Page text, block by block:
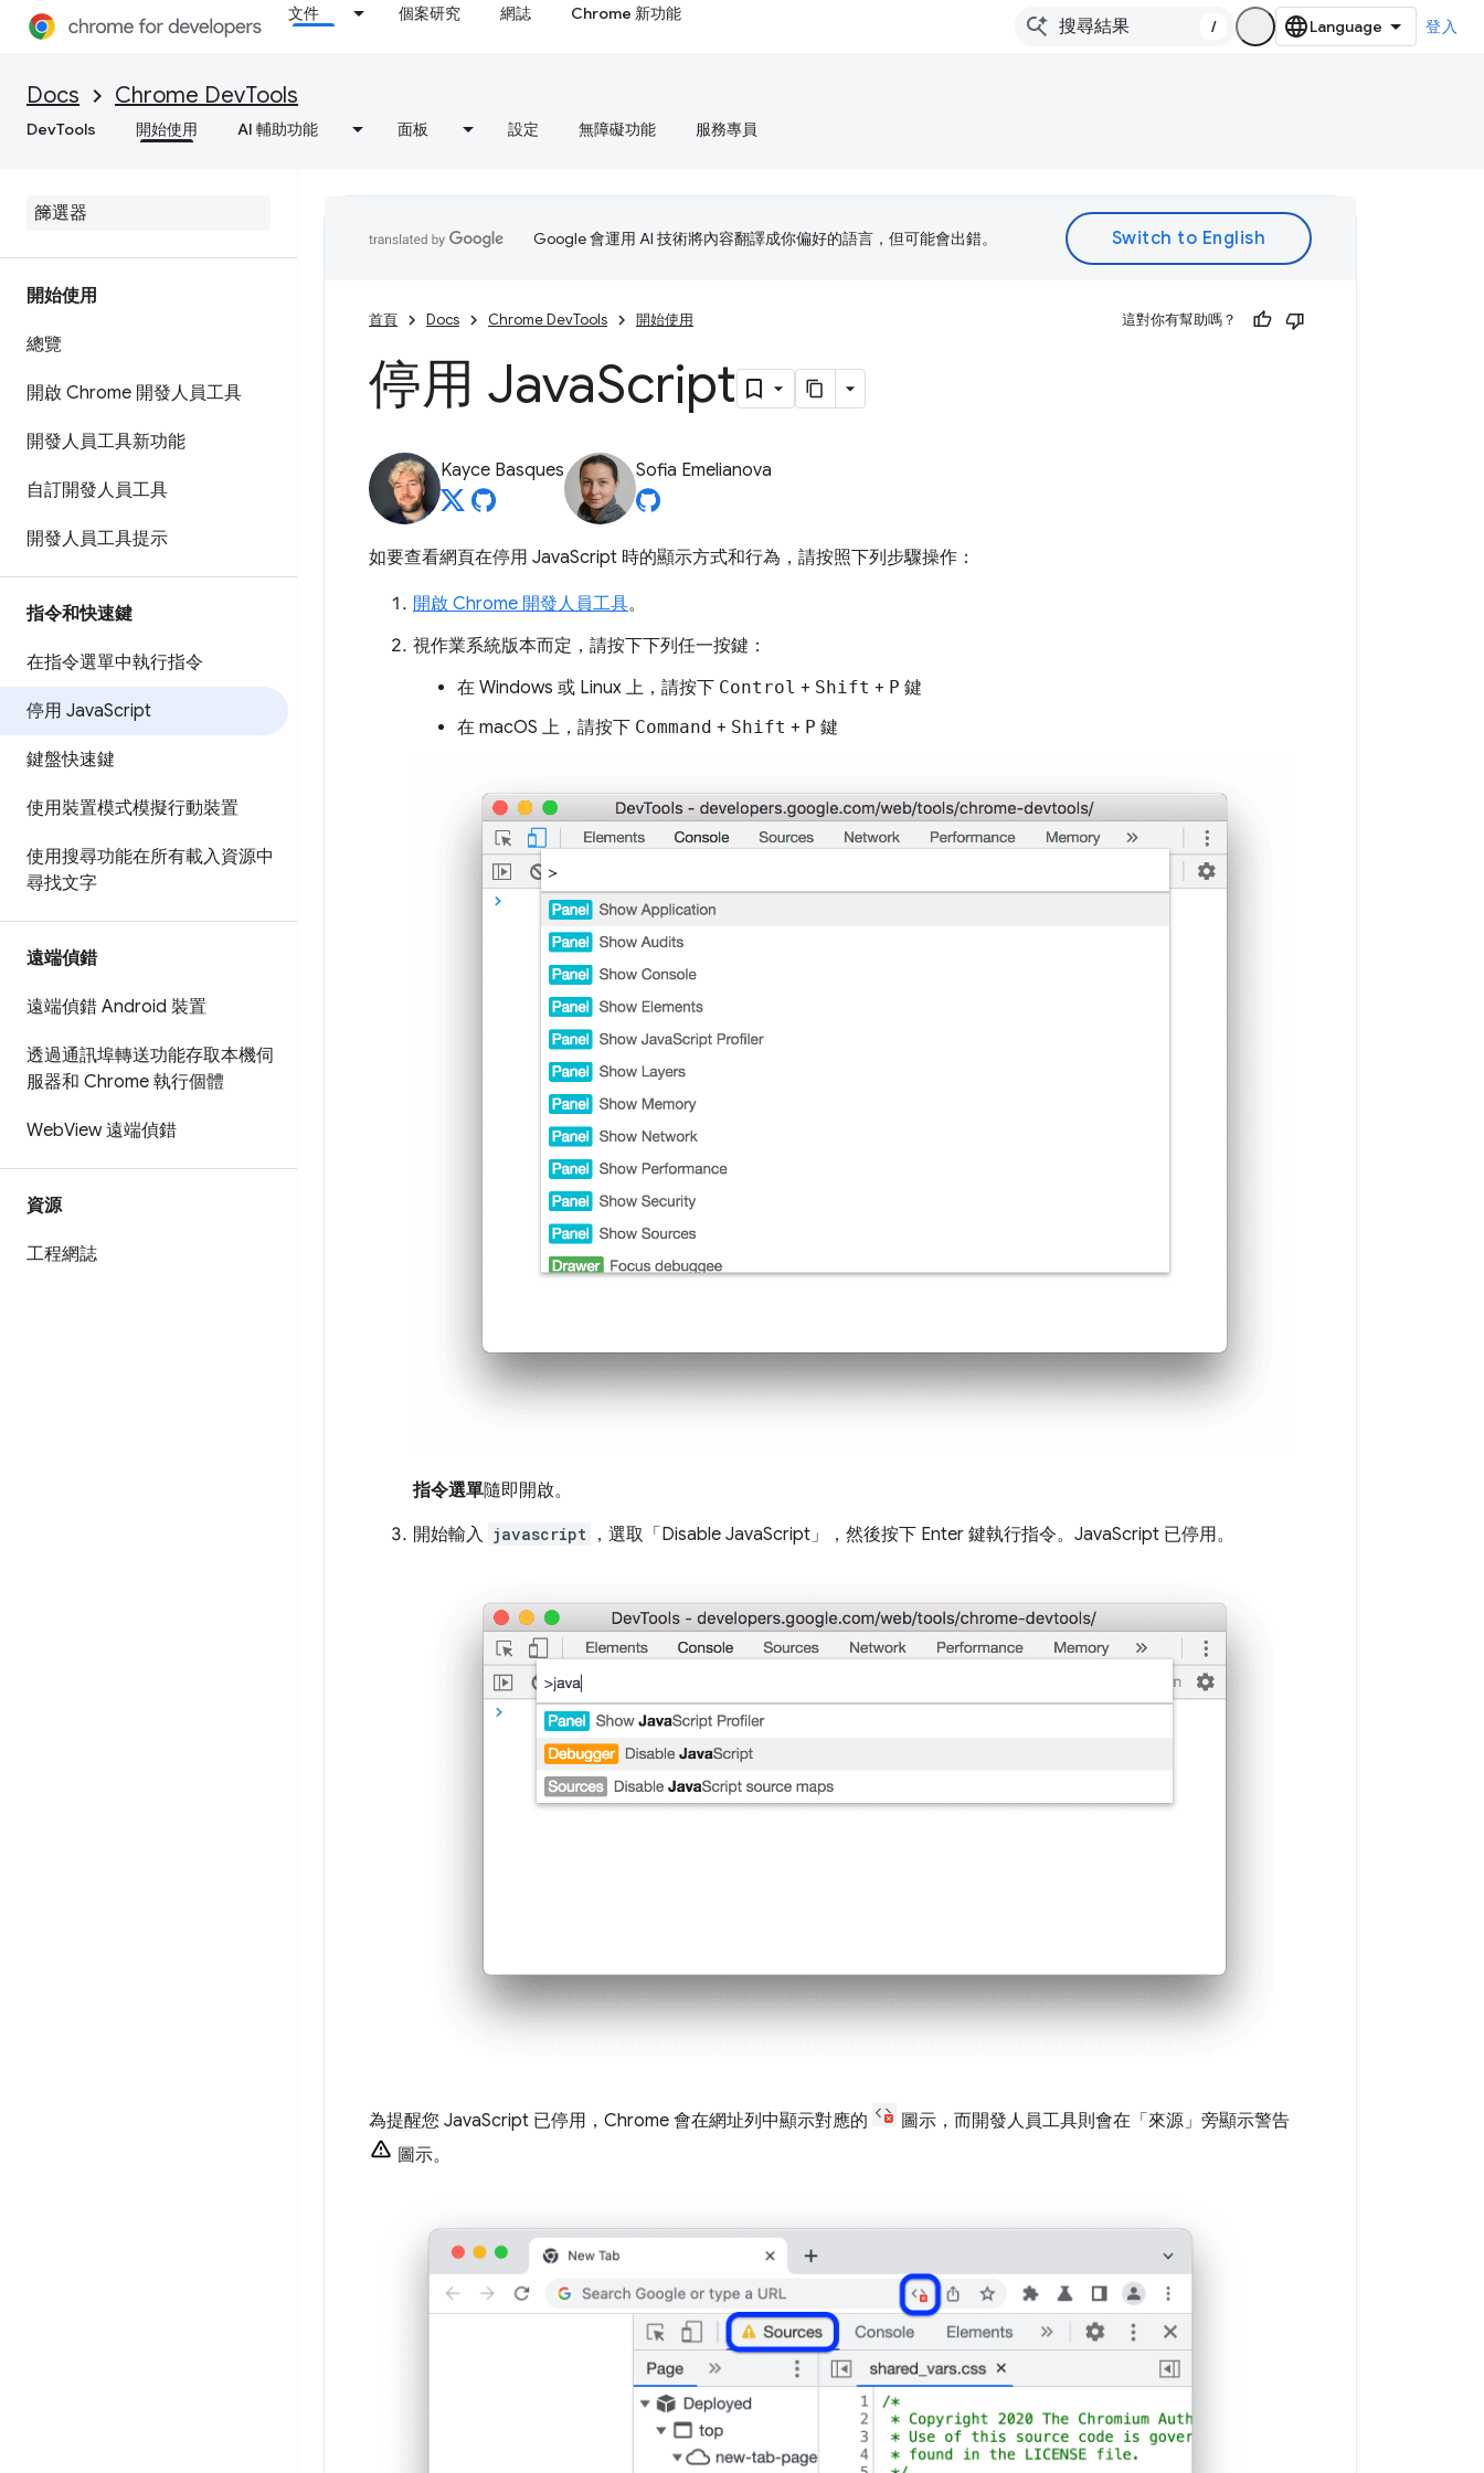
文件 個案研究 網誌 Chrome 新功能
/ 登入
Docs Chrome DevTools
DevTools 開始使用 AI 輔助功能 面板 設定 無障礙功能 服務專員
開始使用
總覽
開啟 Chrome 開發人員工具
開發人員工具新功能
自訂開發人員工具
開發人員工具提示
指令和快速鍵
在指令選單中執行指令
停用 JavaScript
鍵盤快速鍵
使用裝置模式模擬行動裝置
使用搜尋功能在所有載入資源中
尋找文字
遠端偵錯
遠端偵錯 Android 裝置
透過通訊埠轉送功能存取本機伺
服器和 Chrome 執行個體
WebView 遠端偵錯
資源
工程網誌
Google 會運用 AI 技術將內容翻譯成你偏好的語言，但可能會出錯。
首頁 Docs Chrome DevTools 開始使用 這對你有幫助嗎？
停用 JavaScript
Kayce Basques Sofia Emelianova
如要查看網頁在停用 JavaScript 時的顯示方式和行為，請按照下列步驟操作：
開啟 Chrome 開發人員工具。
視作業系統版本而定，請按下下列任一按鍵：
在 Windows 或 Linux 上，請按下 Control + Shift + P 鍵
在 macOS 上，請按下 Command + Shift + P 鍵
指令選單隨即開啟。
開始輸入 javascript ，選取「Disable JavaScript」 ，然後按下 Enter 鍵執行指令。JavaScript 已停用。
為提醒您 JavaScript 已停用，Chrome 會在網址列中顯示對應的 圖示，而開發人員工具則會在「來源」 旁顯示警告
圖示。